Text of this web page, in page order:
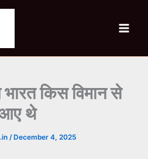
भारत किस विमान से
थे
/ December 4, 2025